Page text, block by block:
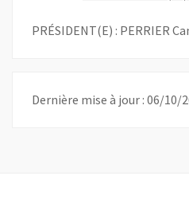
PRÉSIDENT(E) : PERRIER
Dernière mise à jour : 06/10/